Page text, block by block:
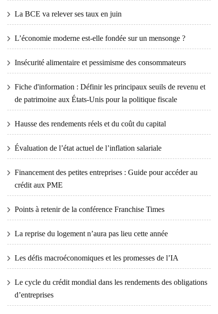
La BCE va relever ses taux en juin
L’économie moderne est-elle fondée sur un mensonge ?
Insécurité alimentaire et pessimisme des consommateurs
Fiche d'information : Définir les principaux seuils de revenu et
de patrimoine aux États-Unis pour la politique fiscale
Hausse des rendements réels et du coût du capital
Évaluation de l’état actuel de l’inflation salariale
Financement des petites entreprises : Guide pour accéder au
crédit aux PME
Points à retenir de la conférence Franchise Times
La reprise du logement n’aura pas lieu cette année
Les défis macroéconomiques et les promesses de l’IA
Le cycle du crédit mondial dans les rendements des obligations
d’entreprises